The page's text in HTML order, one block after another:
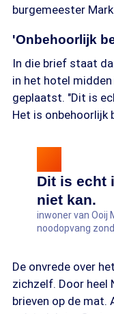
burgemeester
'Onbehoorlijk
In die brief staat
in het hotel
geplaatst. "Dit is
Het is onbehoorlijk
Dit is echt
niet kan.
inwoner van Ooij
noodopvang
De onvrede over
zichzelf. Door heel
brieven op de mat.